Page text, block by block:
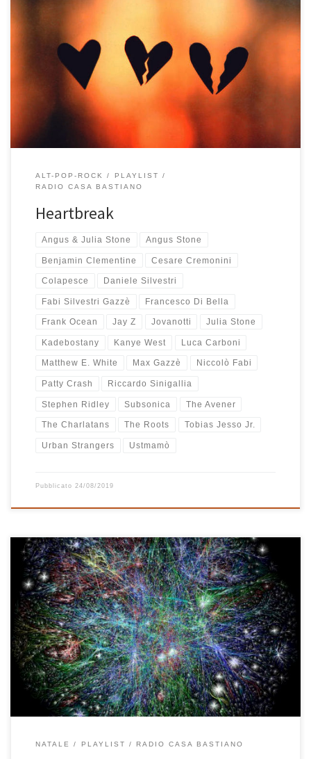
Playlist del 2015, un mix particolare tra belle canzoni italiane poco
note a cui sono affezionato come La costanza di Francesco di
Bella, Canto Del Vuoto degli Ustmamò, Pezzo D’amore di
Riccardo Sinigallia e Reale di Colapesce, brani che mi hanno
subito colpito al cuore come A Heartbreak di Angus […]
ALT-POP-ROCK
PLAYLIST
RADIO CASA BASTIANO
Heartbreak
Angus & Julia Stone Angus Stone
Benjamin Clementine Cesare Cremonini
Colapesce Daniele Silvestri
Fabi Silvestri Gazzè Francesco Di Bella
Frank Ocean Jay Z Jovanotti Julia Stone
Kadebostany Kanye West Luca Carboni
Matthew E. White Max Gazzè Niccolò Fabi
Patty Crash Riccardo Sinigallia
Stephen Ridley Subsonica The Avener
The Charlatans The Roots Tobias Jesso Jr.
Urban Strangers Ustmamò
Pubblicato 24/08/2019
E’ da sempre il mio modo per fare gli AUGURI di BUON NATALE a
parenti, amici, colleghi, sostenitori di casabastiano.com Ogni anno
penso ad una playlist che sappia di Natale, senza cedere alla
facile tentazione di riempirla di classici natalizi. La prima l’ho fatta
nel 1998, quindi quella di quest’anno è la […]
NATALE PLAYLIST RADIO CASA BASTIANO